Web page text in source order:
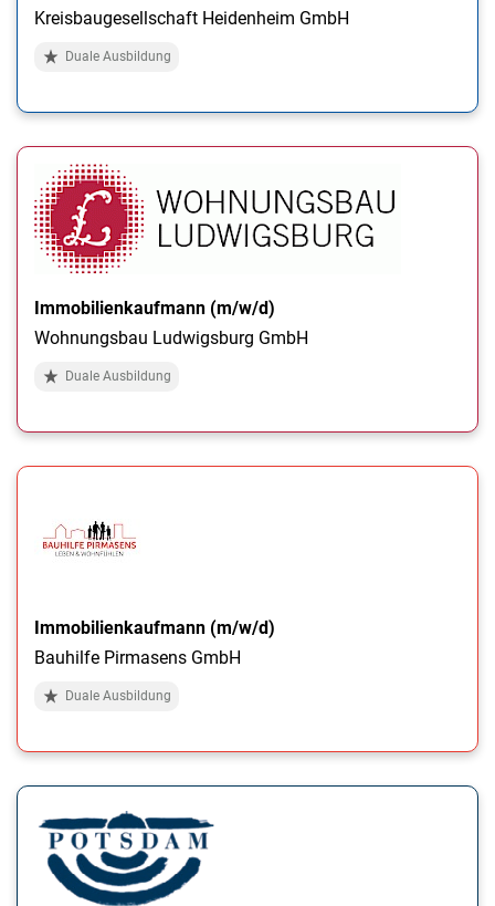
Kreisbaugesellschaft Heidenheim GmbH
Duale Ausbildung
Immobilienkaufmann (m/w/d)
Wohnungsbau Ludwigsburg GmbH
Duale Ausbildung
Immobilienkaufmann (m/w/d)
Bauhilfe Pirmasens GmbH
Duale Ausbildung